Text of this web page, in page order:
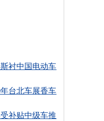
衬中国电动车
年台北车展香车
补贴中级车推